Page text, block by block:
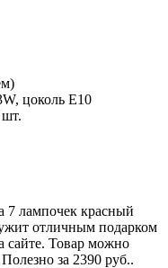
цоколь Е10
шт.
7 лампочек красный
отличным подарком
сайте. Товар можно
за 2390 руб..